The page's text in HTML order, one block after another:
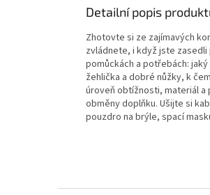
Detailní popis
Zhotovte si ze zajímavých
zvládnete, i když jste
pomůckách a potřebách:
žehlička a dobré nůžky, k
úroveň obtížnosti, materiál
obměny doplňku. Ušijte si
pouzdro na brýle, spací